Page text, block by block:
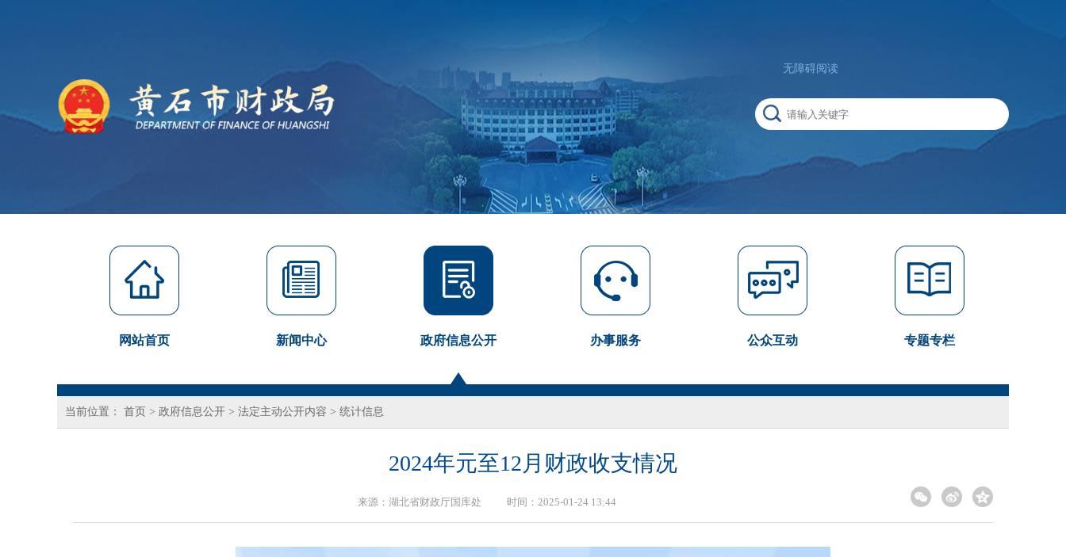
无障碍阅读
网站首页 新闻中心 政府信息公开 办事服务 公众互动 专题专栏
当前位置： 首页 > 政府信息公开 > 法定主动公开内容 > 统计信息
2024年元至12月财政收支情况
来源： 湖北省财政厅国库处 时间：2025-01-24 13:44